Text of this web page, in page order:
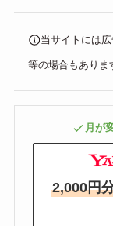
当サイトには
等の場合もありま
月が
2,000円